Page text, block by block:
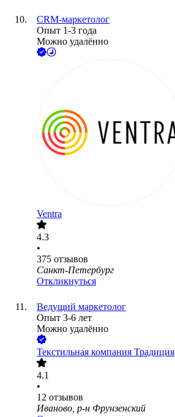
CRM-маркетолог
Опыт 1-3 года
Можно удалённо
Ventra
4.3
•
375 отзывов
Санкт-Петербург
Откликнуться
Ведущий маркетолог
Опыт 3-6 лет
Можно удалённо
Текстильная компания Традиция
4.1
•
12 отзывов
Иваново, р-н Фрунзенский